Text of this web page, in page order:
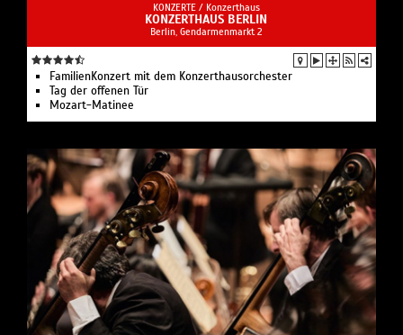
KONZERTE / Konzerthaus
KONZERTHAUS BERLIN
Berlin, Gendarmenmarkt 2
FamilienKonzert mit dem Konzerthausorchester
Tag der offenen Tür
Mozart-Matinee